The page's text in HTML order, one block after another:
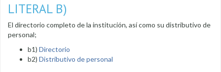
LITERAL B)
El directorio completo de la institución, así como su distributivo de
personal;
b1) Directorio
b2) Distributivo de personal